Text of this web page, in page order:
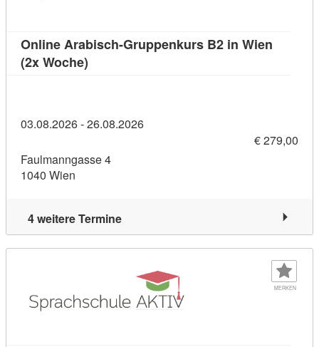
Online Arabisch-Gruppenkurs B2 in Wien
(2x Woche)
03.08.2026 - 26.08.2026
€ 279,00
Faulmanngasse 4
1040 Wien
4 weitere Termine
MERKEN